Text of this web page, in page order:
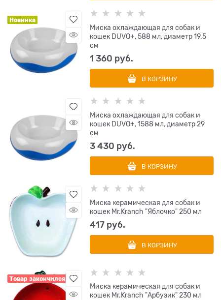
Новинка
Миска охлаждающая для собак и
кошек DUVO+, 588 мл, диаметр 19.5
см
1 360 руб.
В КОРЗИНУ
Миска охлаждающая для собак и
кошек DUVO+, 1588 мл, диаметр 29
см
3 430 руб.
В КОРЗИНУ
Миска керамическая для собак и
кошек Mr.Kranch "Яблочко" 250 мл
417 руб.
В КОРЗИНУ
Товар закончился
Миска керамическая для собак и
кошек Mr.Kranch "Арбузик" 230 мл